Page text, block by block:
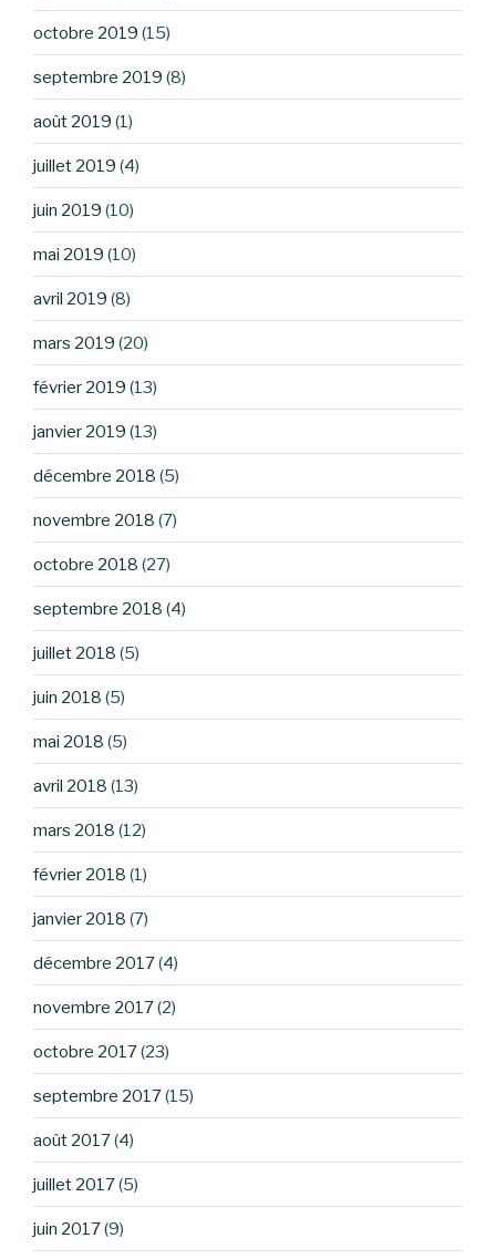
octobre 2019 (15)
septembre 2019 (8)
août 2019 (1)
juillet 2019 (4)
juin 2019 (10)
mai 2019 (10)
avril 2019 (8)
mars 2019 (20)
février 2019 (13)
janvier 2019 (13)
décembre 2018 (5)
novembre 2018 (7)
octobre 2018 (27)
septembre 2018 (4)
juillet 2018 (5)
juin 2018 (5)
mai 2018 (5)
avril 2018 (13)
mars 2018 (12)
février 2018 (1)
janvier 2018 (7)
décembre 2017(4)
novembre 2017(2)
octobre 2017(23)
septembre 2017(15)
août 2017(4)
juillet 2017(5)
juin 2017(9)